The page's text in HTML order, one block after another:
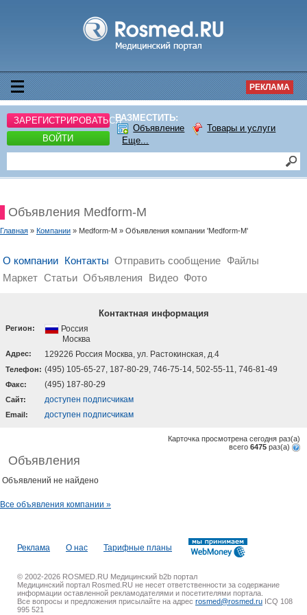
РЕКЛАМА
ЗАРЕГИСТРИРОВАТЬСЯ
ВОЙТИ
РАЗМЕСТИТЬ:
Объявление
Товары и услуги
Еще...
Объявления Medform-M
Главная » Компании » Medform-M » Объявления компании 'Medform-M'
О компании Контакты Отправить сообщение Файлы
Маркет Статьи Объявления Видео Фото
Контактная информация
Регион:
Россия
Москва
Адрес: 129226 Россия Москва, ул. Растокинская, д.4
Телефон: (495) 105-65-27, 187-80-29, 746-75-14, 502-55-11, 746-81-49
Факс: (495) 187-80-29
Cайт: доступен подписчикам
Email: доступен подписчикам
Карточка просмотрена сегодня раз(a)
всего 6475 раз(a)
Объявления
Объявлений не найдено
Все объявления компании »
Реклама О нас Тарифные планы
© 2002-2026 ROSMED.RU Медицинский b2b портал
Медицинский портал Rosmed.RU не несет ответственности за содержание
информации оставленной рекламодателями и посетителями портала.
Все вопросы и предложения присылайте на адрес rosmed@rosmed.ru ICQ 108
995 521